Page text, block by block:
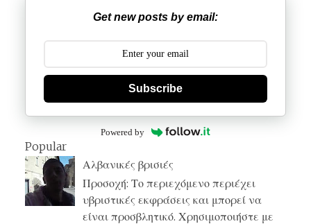
Get new posts by email:
Subscribe
Powered by
Popular
Αλβανικές βρισιές
Προσοχή: Το περιεχόμενο περιέχει
υβριστικές εκφράσεις και μπορεί να
είναι προσβλητικό. Χρησιμοποιήστε με